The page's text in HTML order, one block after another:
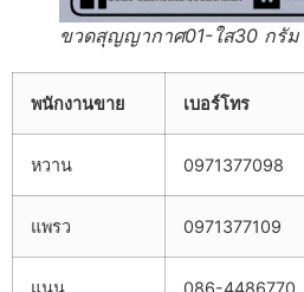
ขวดสุญญากาศ01-ใส30 กรั
พนักงานขาย เบอร์โทร
หวาน 0971377098
แพรว 0971377109
แนน 086-4486770